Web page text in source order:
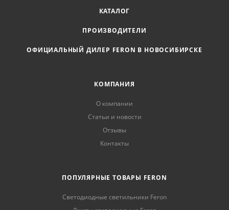
КАТАЛОГ
ПРОИЗВОДИТЕЛИ
ОФИЦИАЛЬНЫЙ ДИЛЕР FERON В НОВОСИБИРСКЕ
КОМПАНИЯ
О компании
Статьи и новости
Отзывы
Контакты
ПОПУЛЯРНЫЕ ТОВАРЫ FERON
Светодиодные светильники Feron